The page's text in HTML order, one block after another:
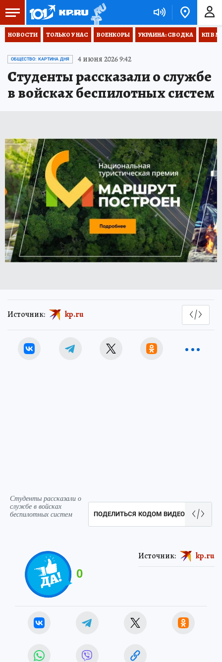
НОВОСТИ ТОЛЬКО У НАС ВОЕНКОРЫ УКРАИНА: СВОДКА КП В
ОБЩЕСТВО: КАРТИНА ДНЯ 4 июня 2026 9:42
Студенты рассказали о службе
в войсках беспилотных систем
Источник: kp.ru
Студенты рассказали о
службе в войсках
беспилотных систем
ПОДЕЛИТЬСЯ КОДОМ ВИДЕО
0
Источник: kp.ru